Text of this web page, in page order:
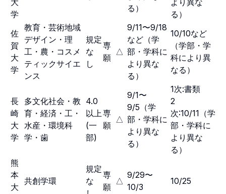
大
学
る）
より異な
る）
佐
賀
大
学
教育・芸術地域
デザイン・理
工・農・コスメ
ティックサイエ
ンス
規定
な
し
専
願
△
9/11〜9/18
など（学
部・学科に
より異な
る）
10/10など
（学部・学
科により異
なる）
長
崎
大
学
多文化社会・教
育・経済・工・
水産・環境科
学・歯
4.0
以上
(一
部)
専
願
△
9/1〜
9/5（学
部・学科に
より異な
る）
1次:書類
2
次:10/11（学
部・学科に
より異な
る）
熊
本
大
共創学環
規定
な
専
願
△
9/29〜
10/3
10/25